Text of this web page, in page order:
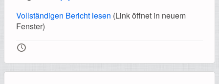
Vollständigen Bericht lesen (Link öffnet in neuem
Fenster)
🕔